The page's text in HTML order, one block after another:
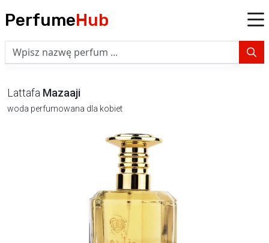
PerfumeHub
Lattafa Mazaaji
woda perfumowana dla kobiet